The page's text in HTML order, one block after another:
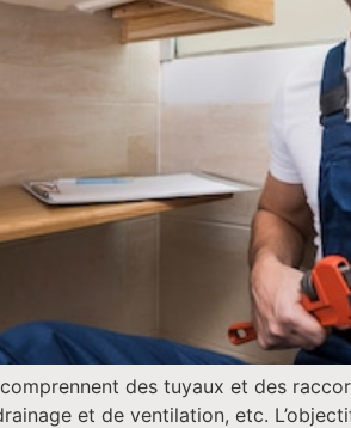
des tuyaux et des
et de ventilation, etc.